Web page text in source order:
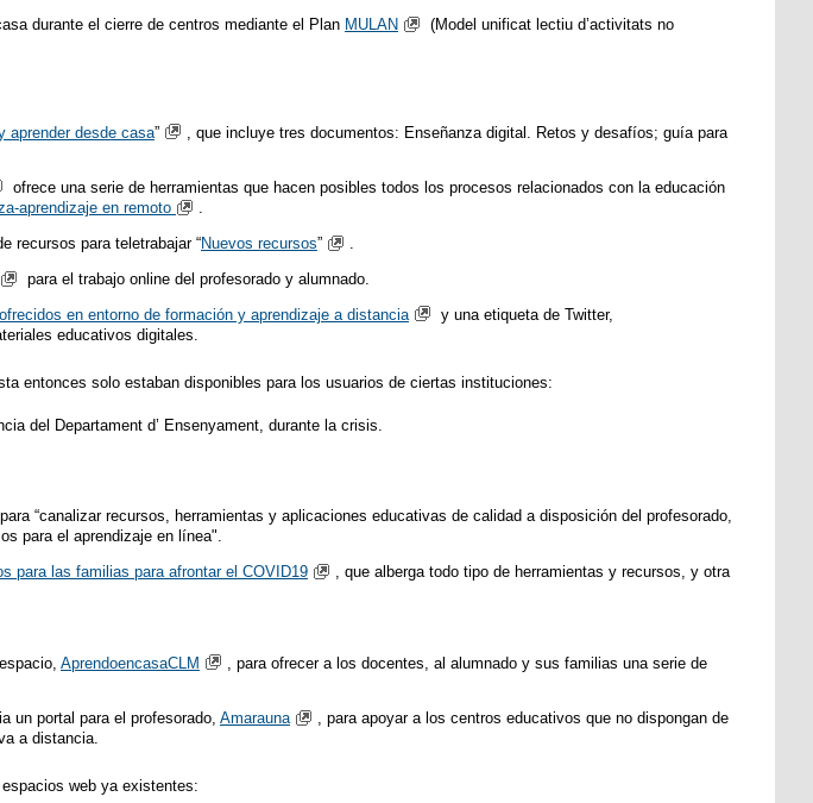
durante el cierre de centros mediante el Plan MULAN
(Model unificat lectiu d’activitats no
aprender desde casa”
, que incluye tres documentos: Enseñanza digital. Retos y desafíos; guía para
ofrece una serie de herramientas que hacen posibles todos los procesos relacionados con la educación
aprendizaje en remoto
.
recursos para teletrabajar “Nuevos recursos”
.
para el trabajo online del profesorado y alumnado.
en entorno de formación y aprendizaje a distancia
y una etiqueta de Twitter,
educativos digitales.
entonces solo estaban disponibles para los usuarios de ciertas instituciones:
del Departament d’ Ensenyament, durante la crisis.
“canalizar recursos, herramientas y aplicaciones educativas de calidad a disposición del profesorado,
para el aprendizaje en línea".
para las familias para afrontar el COVID19
, que alberga todo tipo de herramientas y recursos, y otra
AprendoencasaCLM
, para ofrecer a los docentes, al alumnado y sus familias una serie de
un portal para el profesorado, Amarauna
, para apoyar a los centros educativos que no dispongan de
a distancia.
web ya existentes: